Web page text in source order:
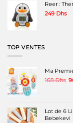
Reer :
249 Dhs
TOP VENTES
Ma
168Dhs
Lot de 6
Bebekevi